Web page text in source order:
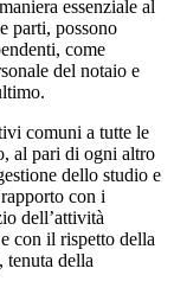
essenziale al
parti, possono
come
del notaio e
comuni a tutte le
al pari di ogni altro
dello studio e
con i
dell’attività
con il rispetto della
della